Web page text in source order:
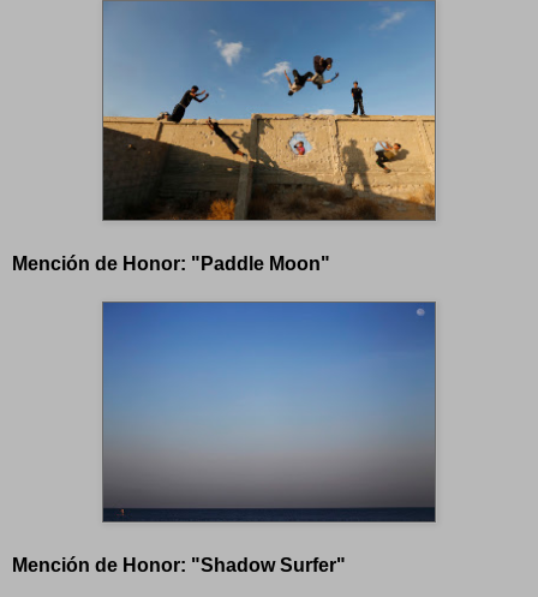
Mención de Honor: "Paddle Moon"
Mención de Honor: "Shadow Surfer"